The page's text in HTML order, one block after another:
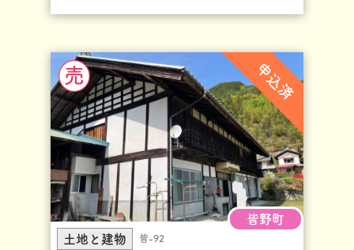
申込済
皆野町
土地と建物
皆-92